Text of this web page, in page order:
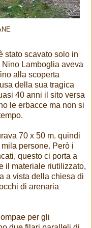
stato scavato solo in
Lamboglia aveva
alla scoperta
della sua tragica
40 anni il sito versa
le erbacce ma non si
70 x 50 m. quindi
persone. Però i
questo ci porta a
il materiale riutilizzato,
a vista della chiesa di
di arenaria
per gli